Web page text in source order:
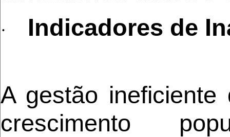
· Indicadores de
A gestão
crescimento